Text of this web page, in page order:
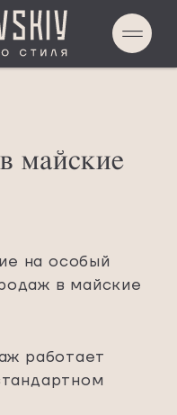
майские
на особый
в майские
работает